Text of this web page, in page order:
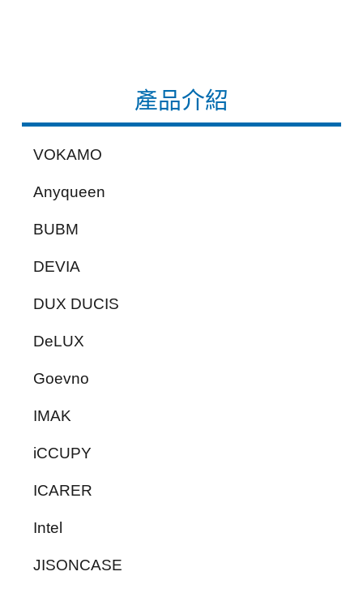
產品介紹
VOKAMO
Anyqueen
BUBM
DEVIA
DUX DUCIS
DeLUX
Goevno
IMAK
iCCUPY
ICARER
Intel
JISONCASE